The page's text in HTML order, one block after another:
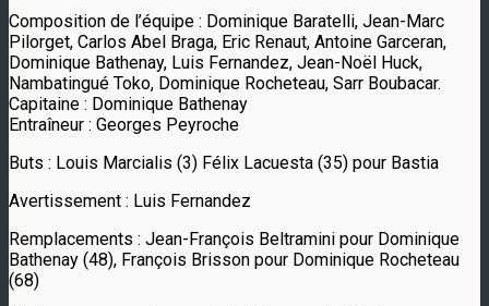
Composition de l’équipe : Dominique Baratelli, Jean-Marc
Pilorget, Carlos Abel Braga, Eric Renaut, Antoine Garceran,
Dominique Bathenay, Luis Fernandez, Jean-Noël Huck,
Nambatingué Toko, Dominique Rocheteau, Sarr Boubacar.
Capitaine : Dominique Bathenay
Entraîneur : Georges Peyroche
Buts : Louis Marcialis (3) Félix Lacuesta (35) pour Bastia
Avertissement : Luis Fernandez
Remplacements : Jean-François Beltramini pour Dominique
Bathenay (48), François Brisson pour Dominique Rocheteau
(68)